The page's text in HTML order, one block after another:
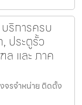
ริการครบ
ประตูรั้ว
และ ภาค
จรจำหน่าย ติดตั้ง